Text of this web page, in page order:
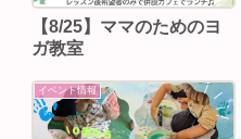
【8/25】ママのためのヨ
ガ教室
イベント情報